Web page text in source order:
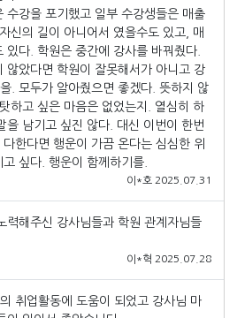
수강을 포기했고 일부 수강생들은 매출
신의 길이 아니어서 였을수도 있고, 매
있다. 학원은 중간에 강사를 바꿔줬다.
않았다면 학원이 잘못해서가 아니고 강
. 모두가 알아줬으면 좋겠다. 뜻하지 않
하고 싶은 마음은 없었는지. 열심히 하
을 남기고 싶진 않다. 대신 이번이 한번
한다면 행운이 가끔 온다는 심심한 위
싶다. 행운이 함께하기를.
이*호 2025.07.31
력해주신 강사님들과 학원 관계자님들
이*혁 2025.07.28
취업활동에 도움이 되었고 강사님 마